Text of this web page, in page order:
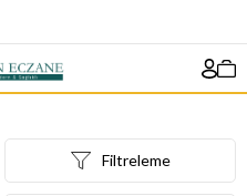
Filtreleme